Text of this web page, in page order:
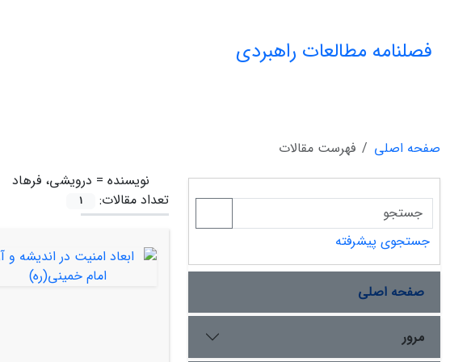
فصلنامه مطالعات راهبردی
صفحه اصلی
فهرست مقالات
نویسنده = درویشی، فرهاد
تعداد مقالات:
1
جستجوی پیشرفته
صفحه اصلی
مرور